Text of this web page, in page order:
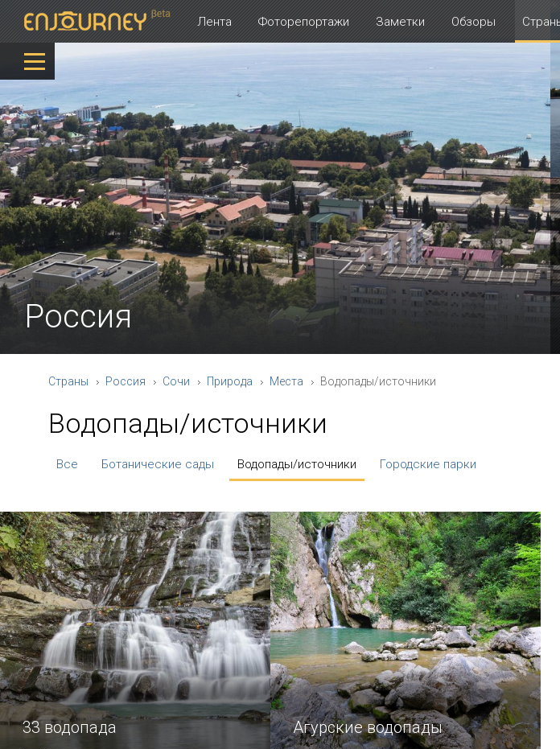
Лента Фоторепортажи Заметки Обзоры
Россия
Страны Россия Сочи Природа Места Водопады/источники
Водопады/источники
Все Ботанические сады Водопады/источники Городские парки
33 водопада Агурские водопады